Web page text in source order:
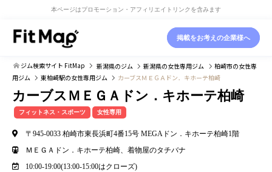
本ページはプロモーション・アフィリエイトリンクを含みます
掲載をお考えの企業様へ
ジム検索サイト FitMap 新潟県のジム 新潟県の女性専用ジム 柏崎市の女性専
用ジム
東柏崎駅の女性専用ジム カーブスＭＥＧＡドン．キホーテ柏崎
カーブスＭＥＧＡドン．キホーテ柏崎
フィットネス・スポーツ 女性専用
〒945-0033 柏崎市東長浜町4番15号 MEGAドン．キホーテ柏崎1階
ＭＥＧＡドン．キホーテ柏崎、着物屋のタチバナ
10:00-19:00(13:00-15:00はクローズ)